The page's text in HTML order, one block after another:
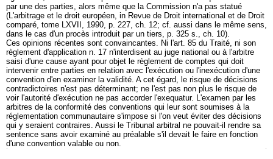
par une des parties, alors même que la Commission n'a pas statué
(L'arbitrage et le droit européen, in Revue de Droit international et de Droit
comparé, tome LXVII, 1990, p. 227, ch. 12; cf. aussi dans le même sens,
dans le cas d'un procès introduit par un tiers, p. 325 s., ch. 10).
Ces opinions récentes sont convaincantes. Ni l'art. 85 du Traité, ni son
règlement d'application n. 17 n'interdisent au juge national ou à l'arbitre
saisi d'une cause ayant pour objet le règlement de comptes qui doit
intervenir entre parties en relation avec l'exécution ou l'inexécution d'une
convention d'en examiner la validité. A cet égard, le risque de décisions
contradictoires n'est pas déterminant; ne l'est pas non plus le risque de
voir l'autorité d'exécution ne pas accorder l'exequatur. L'examen par les
arbitres de la conformité des conventions qui leur sont soumises à la
réglementation communautaire s'impose si l'on veut éviter des décisions
qui y seraient contraires. Aussi le Tribunal arbitral ne pouvait-il rendre sa
sentence sans avoir examiné au préalable s'il devait le faire en fonction
d'une convention valable ou non.